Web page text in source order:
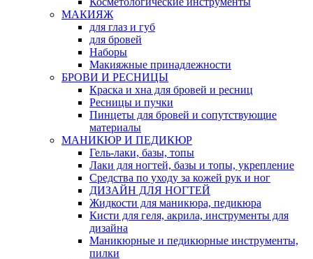
МАКИЯЖ
для глаз и губ
для бровей
Наборы
Макияжные принадлежности
БРОВИ И РЕСНИЦЫ
Краска и хна для бровей и ресниц
Ресницы и пучки
Пинцеты для бровей и сопутствующие
материалы
МАНИКЮР И ПЕДИКЮР
Гель-лаки, базы, топы
Лаки для ногтей, базы и топы, укрепление
Средства по уходу за кожей рук и ног
ДИЗАЙН ДЛЯ НОГТЕЙ
Жидкости для маникюра, педикюра
Кисти для геля, акрила, инструменты для
дизайна
Маникюрные и педикюрные инструменты,
пилки